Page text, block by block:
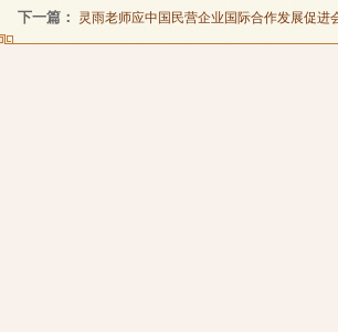
下一篇： 灵雨老师应中国民营企业国际合作发展促进